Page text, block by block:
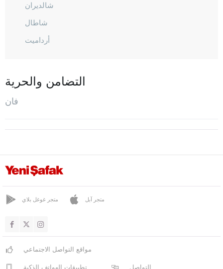
شالديران
شاطال
أرداميت
غيفاش
طوشاب
يالوفا
التضامن والحرية
فان
متجر غوغل بلاي متجر آبل
مواقع التواصل الاجتماعي
تطبيقات الهواتف الذكية التواصل